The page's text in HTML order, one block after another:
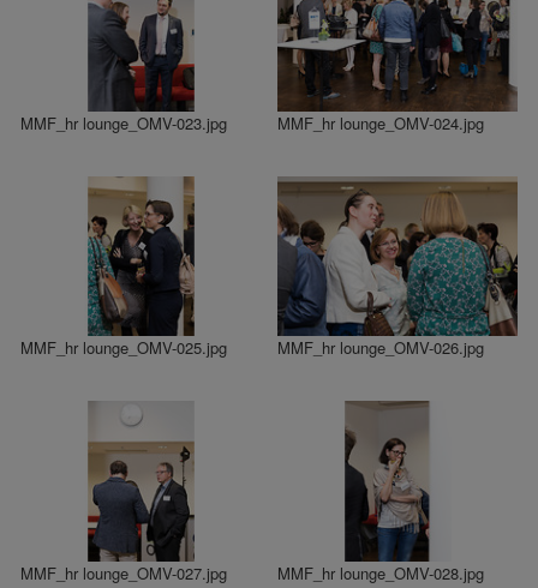
MMF_hr lounge_OMV-023.jpg MMF_hr lounge_OMV-024.jpg
MMF_hr lounge_OMV-025.jpg MMF_hr lounge_OMV-026.jpg
MMF_hr lounge_OMV-027.jpg MMF_hr lounge_OMV-028.jpg